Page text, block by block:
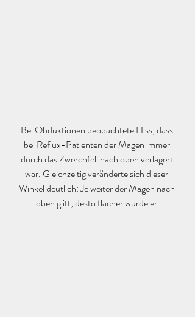
Bei Obduktionen beobachtete Hiss, dass
bei Reflux-Patienten der Magen immer
durch das Zwerchfell nach oben verlagert
war. Gleichzeitig veränderte sich dieser
Winkel deutlich: Je weiter der Magen nach
oben glitt, desto flacher wurde er.